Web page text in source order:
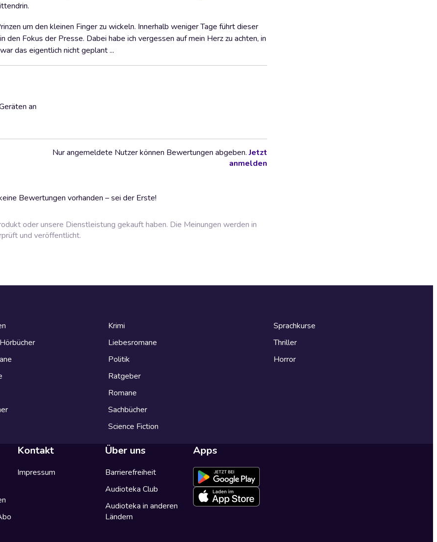
um den kleinen Finger zu wickeln. Innerhalb weniger Tage führt dieser
Fokus der Presse. Dabei habe ich vergessen auf mein Herz zu achten, in
das eigentlich nicht geplant ...
an
Bewertungen vorhanden – sei der Erste!
Nur angemeldete Nutzer können Bewertungen abgeben.Jetzt
anmelden
oder unsere Dienstleistung gekauft haben. Die Meinungen werden in
und veröffentlicht.
Krimi
Liebesromane
Politik
Ratgeber
Romane
Sachbücher
Science Fiction
Sprachkurse
Thriller
Horror
Kontakt
Impressum
Über uns
Barrierefreiheit
Audioteka Club
Audioteka in anderen
Ländern
Apps